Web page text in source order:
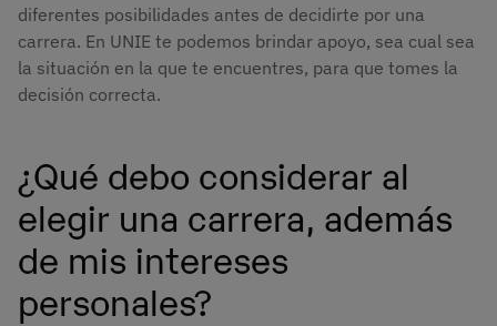
diferentes posibilidades antes de decidirte por una
carrera. En UNIE te podemos brindar apoyo, sea cual sea
la situación en la que te encuentres, para que tomes la
decisión correcta.
¿Qué debo considerar al
elegir una carrera, además
de mis intereses
personales?